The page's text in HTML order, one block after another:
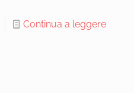
Continua a leggere